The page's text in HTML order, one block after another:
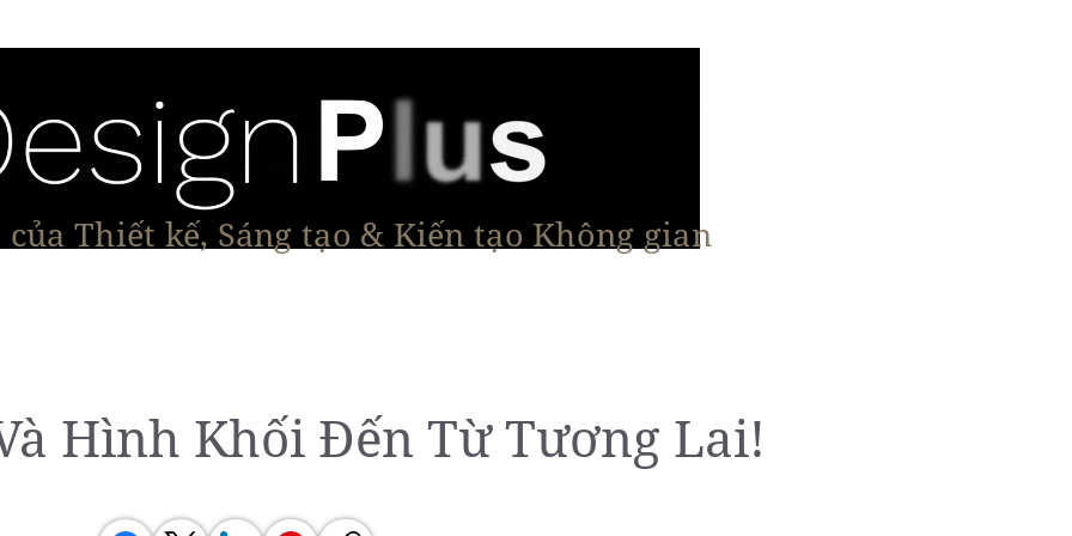
Thiết kế, Sáng tạo & Kiến tạo Không gian
Hình Khối Đến Từ Tương Lai!